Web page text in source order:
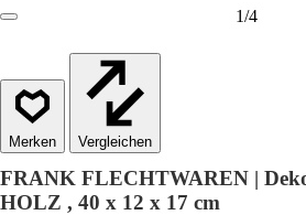
1/4
Vergleichen
FRANK FLECHTWAREN |
HOLZ , 40 x 12 x 17 cm